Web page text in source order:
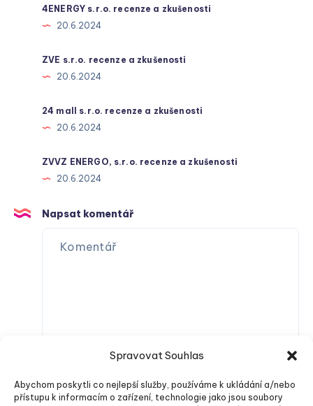
Spravovat Souhlas
Abychom poskytli co nejlepší služby, používáme k ukládání a/nebo
přístupu k informacím o zařízení, technologie jako jsou soubory
4ENERGY s.r.o. recenze a zkušenosti
20.6.2024
ZVE s.r.o. recenze a zkušenosti
20.6.2024
24 mall s.r.o. recenze a zkušenosti
20.6.2024
ZVVZ ENERGO, s.r.o. recenze a zkušenosti
20.6.2024
Napsat komentář